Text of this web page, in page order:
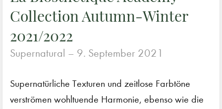
Collection Autumn-Winter
2021/2022
Supernatural – 9. September 2021
Supernatürliche Texturen und zeitlose Farbtöne
verströmen wohltuende Harmonie, ebenso wie die